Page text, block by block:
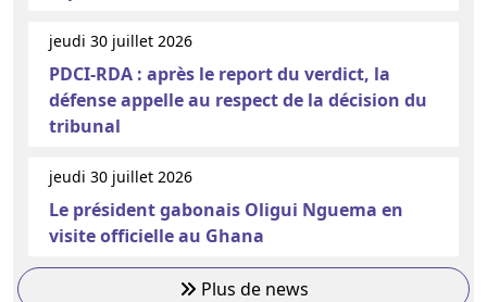
jeudi 30 juillet 2026
PDCI-RDA : après le report du verdict, la
défense appelle au respect de la décision du
tribunal
jeudi 30 juillet 2026
Le président gabonais Oligui Nguema en
visite officielle au Ghana
Plus de news